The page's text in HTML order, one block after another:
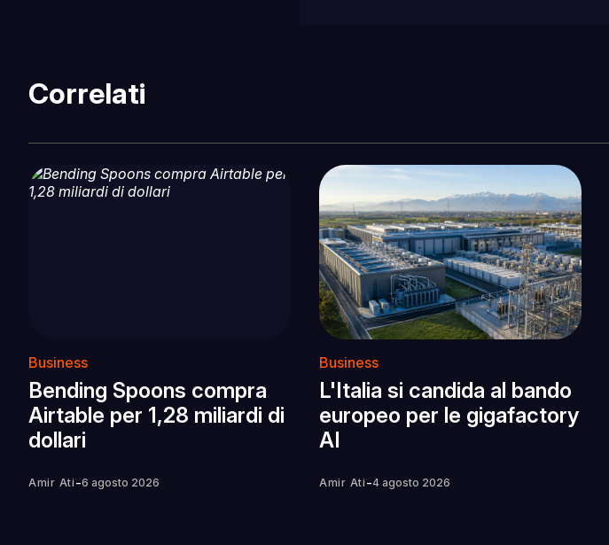
Correlati
Business
Bending Spoons compra
Airtable per 1,28 miliardi di
dollari
Amir Ati -6 agosto 2026
Business
L'Italia si candida al bando
europeo per le gigafactory
AI
Amir Ati -4 agosto 2026